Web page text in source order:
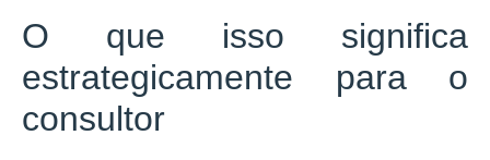
O que isso significa
estrategicamente para o
consultor